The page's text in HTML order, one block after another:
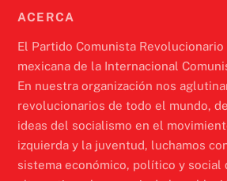
ACERCA
El Partido Comunista
mexicana de la Internacional
En nuestra organización nos
revolucionarios de todo el mundo,
ideas del socialismo en el
izquierda y la juventud, luchamos
sistema económico, político y social